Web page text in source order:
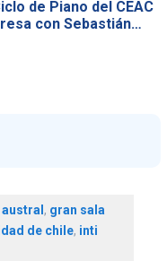
de Piano del CEAC
con Sebastián…
, gran sala
de chile, inti